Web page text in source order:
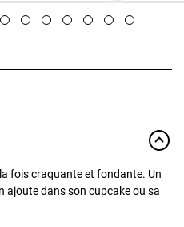
fois craquante et fondante. Un
ajoute dans son cupcake ou sa